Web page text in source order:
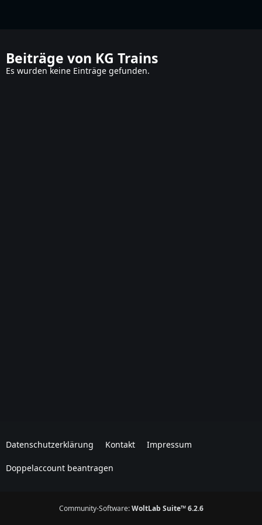
Beiträge von KG Trains
Es wurden keine Einträge gefunden.
Datenschutzerklärung Kontakt Impressum
Doppelaccount beantragen
Community-Software:WoltLab Suite™ 6.2.6